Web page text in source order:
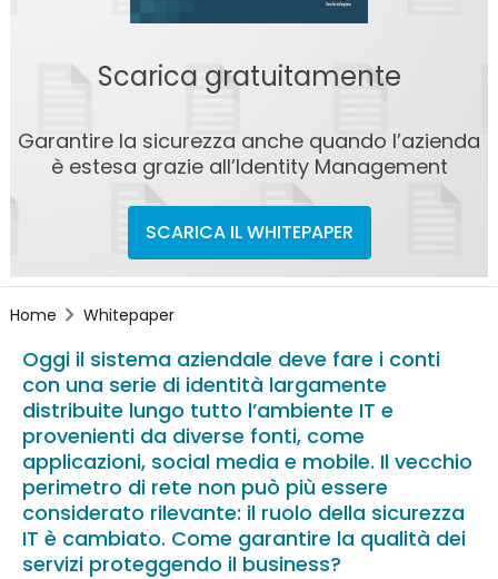
Scarica gratuitamente
Garantire la sicurezza anche quando l’azienda
è estesa grazie all’Identity Management
SCARICA IL WHITEPAPER
Home Whitepaper
Oggi il sistema aziendale deve fare i conti
con una serie di identità largamente
distribuite lungo tutto l’ambiente IT e
provenienti da diverse fonti, come
applicazioni, social media e mobile. Il vecchio
perimetro di rete non può più essere
considerato rilevante: il ruolo della sicurezza
IT è cambiato. Come garantire la qualità dei
servizi proteggendo il business?